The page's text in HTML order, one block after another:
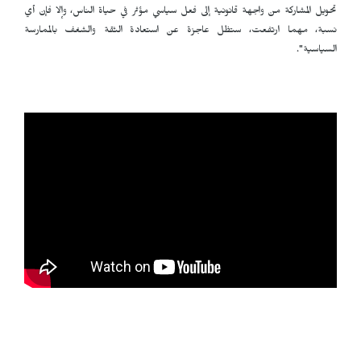
تحويل المشاركة من واجهة قانونية إلى فعل سياسي مؤثر في حياة الناس، وإلا فإن أي
نسبة، مهما ارتفعت، ستظل عاجزة عن استعادة الثقة والشغف بالممارسة
السياسية".